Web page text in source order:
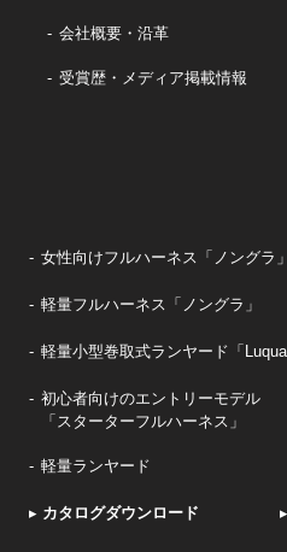
会社概要・沿革
受賞歴・メディア掲載情報
女性向けフルハーネス「ノングラ」
軽量フルハーネス「ノングラ」
軽量小型巻取式ランヤード「
初心者向けのエントリーモデル
「スターターフルハーネス」
軽量ランヤード
▸ カタログダウンロード ▸